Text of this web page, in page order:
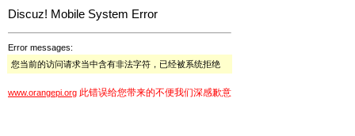
Discuz! Mobile System Error
Error messages:
您当前的访问请求当中含有非法字符，已经被系统拒绝
www.orangepi.org 此错误给您带来的不便我们深感歉意